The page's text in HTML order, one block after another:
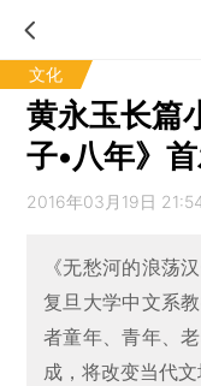
文化
黄永玉长篇
子•八年》
2016年03月19日
《无愁河的浪荡
复旦大学中文系
者童年、青年、
成，将改变当代